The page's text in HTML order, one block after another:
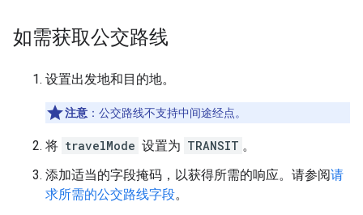
如需获取公交路线
设置出发地和目的地。
注意 ：公交路线不支持中间途经点。
将 travelMode 设置为 TRANSIT 。
添加适当的字段掩码，以获得所需的响应。请参阅请
求所需的公交路线字段。